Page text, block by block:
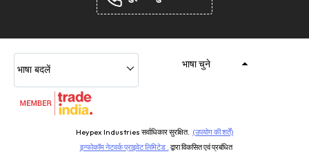
Heypex Industries सर्वाधिकार सुरक्षित. (उपयोग की शर्तें)
इन्फोकॉम नेटवर्क प्राइवेट लिमिटेड .द्वारा विकसित एवं प्रबंधित
भाषा बदलें भाषा चुने